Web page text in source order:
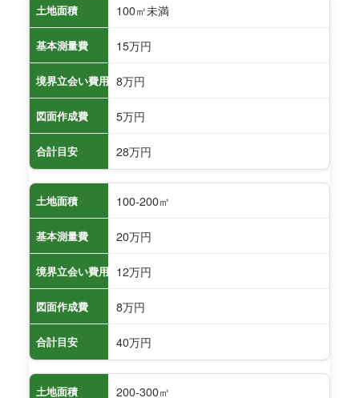
土地面積 100㎡未満
基本測量費 15万円
境界立会い費用 8万円
図面作成費 5万円
合計目安 28万円
土地面積 100-200㎡
基本測量費 20万円
境界立会い費用 12万円
図面作成費 8万円
合計目安 40万円
土地面積 200-300㎡